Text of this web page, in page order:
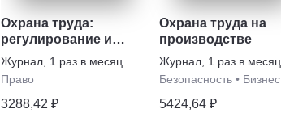
Охрана труда:
регулирование и
практика
Журнал 1 раз в месяц
Право
3288,42 ₽
Охрана труда на
производстве
Журнал 1 раз в месяц
Безопасность • Бизнес
5424,64 ₽